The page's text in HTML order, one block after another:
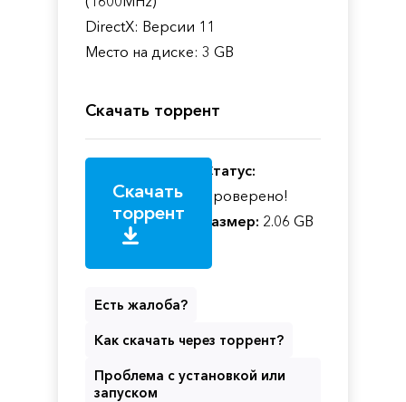
DirectX: Версии 11
Место на диске: 3 GB
Скачать торрент
Скачать
торрент
Статус:
Проверено!
Размер: 2.06 GB
Есть жалоба?
Как скачать через торрент?
Проблема с установкой или
запуском